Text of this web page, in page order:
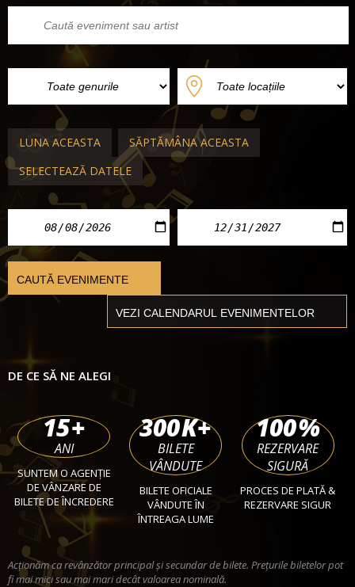
LUNA ACEASTA
SĂPTĂMÂNA ACEASTA
SELECTEAZĂ DATELE
DE CE SĂ NE ALEGI
15+
ANI
SUNTEM O AGENȚIE
DE VÂNZARE DE
BILETE DE ÎNCREDERE
300K+
BILETE
VÂNDUTE
BILETE OFICIALE
VÂNDUTE ÎN
ÎNTREAGA LUME
100%
REZERVARE
SIGURĂ
PROCES DE PLATĂ &
REZERVARE SIGUR
Acționăm ca revânzător principal și secundar de bilete. Prețurile biletelor pot
fi mai mici sau mai mari decât valoarea nominală.